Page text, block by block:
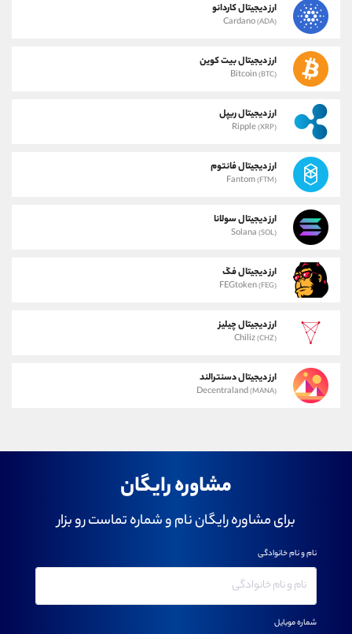
ارز دیجیتال کاردانو
Cardano(ADA)
ارز دیجیتال بیت کوین
Bitcoin(BTC)
ارز دیجیتال ریپل
Ripple(XRP)
ارز دیجیتال فانتوم
Fantom(FTM)
ارز دیجیتال سولانا
Solana (SOL)
ارز دیجیتال فگ
FEGtoken(FEG)
ارز دیجیتال چیلیز
Chiliz(CHZ)
ارز دیجیتال دسنترالند
Decentraland(MANA)
مشاوره رایگان
برای مشاوره رایگان نام و شماره تماست رو بزار
نام و نام خانوادگی
شماره موبایل